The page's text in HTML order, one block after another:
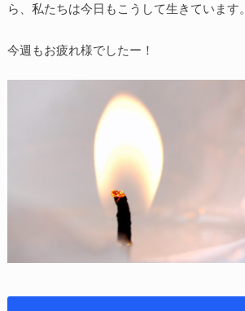
ら、私たちは今日もこうして生きています。
今週もお疲れ様でしたー！